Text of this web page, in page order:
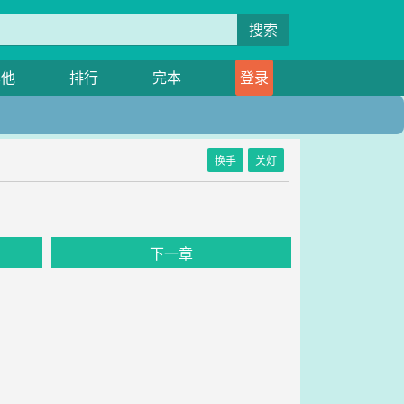
搜索
排行 完本 登录
换手 关灯
下一章